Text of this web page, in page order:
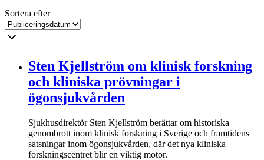
Sortera efter
Sten Kjellström om klinisk forskning
och kliniska prövningar i
ögonsjukvården
Sjukhusdirektör Sten Kjellström berättar om historiska
genombrott inom klinisk forskning i Sverige och framtidens
satsningar inom ögonsjukvården, där det nya kliniska
forskningscentret blir en viktig motor.